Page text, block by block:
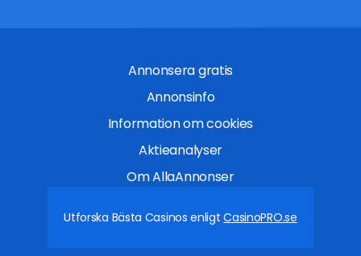
Annonsera gratis
Annonsinfo
Information om cookies
Aktieanalyser
Om AllaAnnonser
Utforska Bästa Casinos enligtCasinoPRO.se